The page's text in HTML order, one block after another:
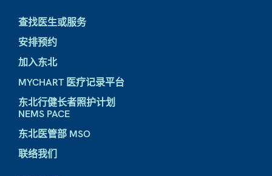
查找医生或服务
安排预约
加入东北
MYCHART 医疗记录平台
东北行健长者照护计划
NEMS PACE
东北医管部 MSO
联络我们